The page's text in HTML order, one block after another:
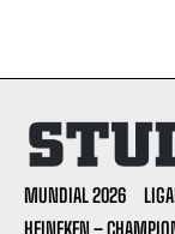
MUNDIAL 2026
HEINEKEN –